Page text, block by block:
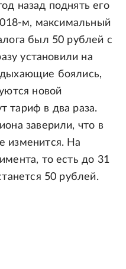
назад поднять его
м, максимальный
был 50 рублей с
установили на
боялись,
новой
тариф в два раза.
заверили, что в
изменится. На
то есть до 31
50 рублей.